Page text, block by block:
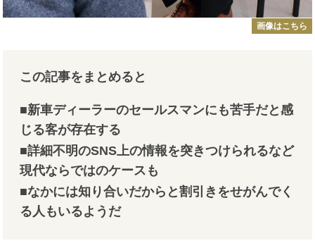
画像はこちら
この記事をまとめると
■新車ディーラーのセールスマンにも苦手だと感
じる客が存在する
■詳細不明のSNS上の情報を突きつけられるなど
現代ならではのケースも
■なかには知り合いだからと割引きをせがんでく
る人もいるようだ